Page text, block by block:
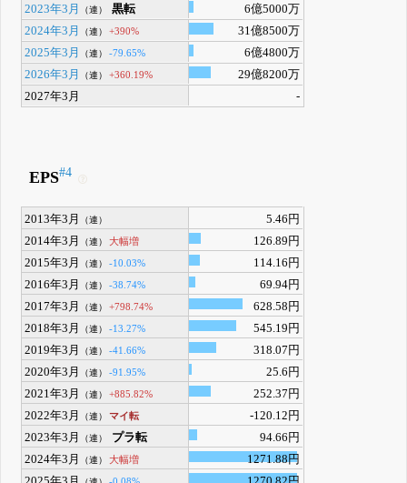
2023年3月
（連） 黒転
6億5000万
2024年3月
（連） +390%
31億8500万
2025年3月
（連） -79.65%
6億4800万
2026年3月
（連） +360.19%
29億8200万
2027年3月
-
EPS#4
2013年3月 （連）
5.46円
2014年3月
（連） 大幅増
126.89円
2015年3月
（連） -10.03%
114.16円
2016年3月
（連） -38.74%
69.94円
2017年3月
（連） +798.74%
628.58円
2018年3月
（連） -13.27%
545.19円
2019年3月
（連） -41.66%
318.07円
2020年3月
（連） -91.95%
25.6円
2021年3月
（連） +885.82%
252.37円
2022年3月
（連） マイ転
-120.12円
2023年3月
（連） プラ転
94.66円
2024年3月
（連） 大幅増
1271.88円
-0.08%